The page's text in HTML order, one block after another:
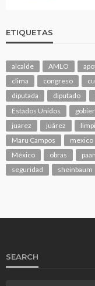
ETIQUETAS
alcalde AMLO
clima
congreso
diputada
diputado
Estados Unidos
juarez
juárez
Maru Campos
mexico
México
obras
seguridad
sheinbaum
SEARCH